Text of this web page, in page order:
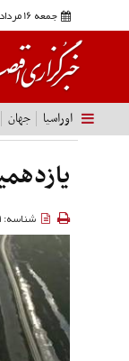
جمعه 16 مرداد 1405
اوراسیا جهان
شناسه: 4150069